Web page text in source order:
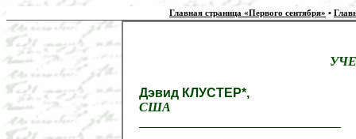
Главная страница «Первого сентября» •
Дэвид КЛУСТЕР*,
США